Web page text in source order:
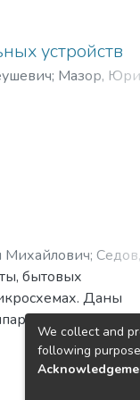
смежных
устройств
; Мазор,
Михайлович;
бытовых
Даны
систем, а также
схемы
We collect and
following